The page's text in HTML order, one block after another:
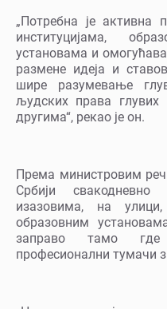
„Потребна је активна
институцијама,
установама и
размене идеја и
шире разумевање
људских права глувих
другима“, рекао је он.
Према министровим
Србији
изазовима, на
образовним
заправо тамо где
професионални тумачи